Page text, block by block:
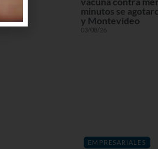
minutos se
y Montevideo
03/08/26
EMPRESARIALES